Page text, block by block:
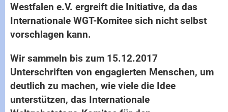
Westfalen e.V. ergreift die Initiative, da das
Internationale WGT-Komitee sich nicht selbst
vorschlagen kann.
Wir sammeln bis zum 15.12.2017
Unterschriften von engagierten Menschen, um
deutlich zu machen, wie viele die Idee
unterstützen, das Internationale